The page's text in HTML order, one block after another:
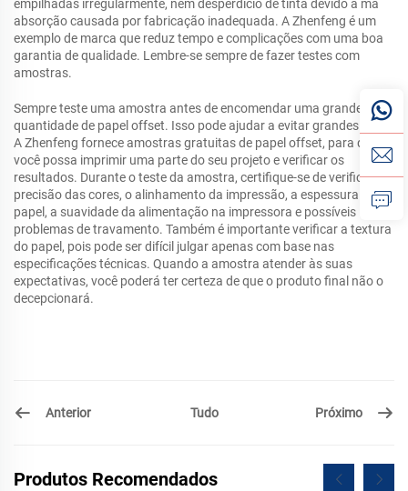
empilhadas irregularmente, nem desperdício de tinta devido à má
absorção causada por fabricação inadequada. A Zhenfeng é um
exemplo de marca que reduz tempo e complicações com uma boa
garantia de qualidade. Lembre-se sempre de fazer testes com
amostras.
Sempre teste uma amostra antes de encomendar uma grande
quantidade de papel offset. Isso pode ajudar a evitar grandes erros.
A Zhenfeng fornece amostras gratuitas de papel offset, para que
você possa imprimir uma parte do seu projeto e verificar os
resultados. Durante o teste da amostra, certifique-se de verificar a
precisão das cores, o alinhamento da impressão, a espessura do
papel, a suavidade da alimentação na impressora e possíveis
problemas de travamento. Também é importante verificar a textura
do papel, pois pode ser difícil julgar apenas com base nas
especificações técnicas. Quando a amostra atender às suas
expectativas, você poderá ter certeza de que o produto final não o
decepcionará.
Anterior Tudo Próximo
Produtos Recomendados